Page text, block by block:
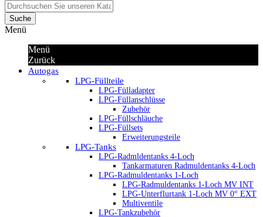
Suche
Menü
Menü
Zurück
Autogas
LPG-Füllteile
LPG-Fülladapter
LPG-Füllanschlüsse
Zubehör
LPG-Füllschläuche
LPG-Füllsets
Erweiterungsteile
LPG-Tanks
LPG-Radmldentanks 4-Loch
Tankarmaturen Radmuldentanks 4-Loch
LPG-Radmuldentanks 1-Loch
LPG-Radmuldentanks 1-Loch MV INT
LPG-Unterflurtank 1-Loch MV 0° EXT
Multiventile
LPG-Tankzubehör